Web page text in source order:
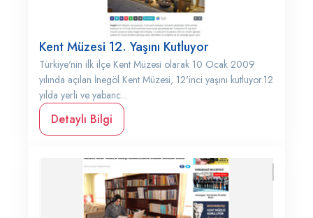
Kent Müzesi 12. Yaşını Kutluyor
Türkiye'nin ilk ilçe Kent Müzesi olarak 10 Ocak 2009
yılında açılan İnegöl Kent Müzesi, 12'inci yaşını kutluyor.12
yılda yerli ve yabanc...
Detaylı Bilgi